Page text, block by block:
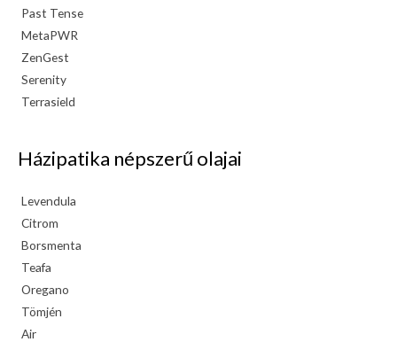
Past Tense
MetaPWR
ZenGest
Serenity
Terrasield
Házipatika népszerű olajai
Levendula
Citrom
Borsmenta
Teafa
Oregano
Tömjén
Air